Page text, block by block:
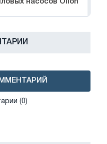
насосов Oilon
(0)